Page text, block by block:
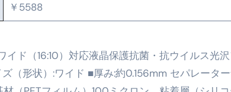
5キロ痩せる簡単な方法
ムームードメイン 2月のおすすめドメイン特
FRONTIER スーパーセール2026 完全攻略ガイ
なくす不安と消える恐怖をゼロにする時代へ
￥5588
イド（16:10）対応液晶保護抗菌・抗ウイルス光
（形状）:ワイド ■厚み:約0.156mm セパレータ